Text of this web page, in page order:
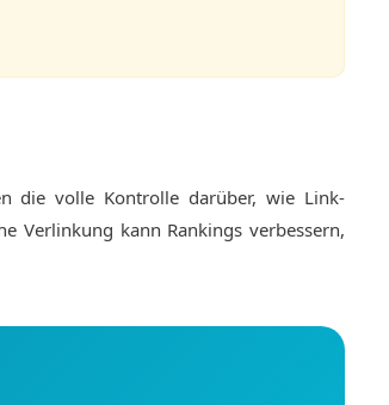
die volle Kontrolle darüber, wie Link-
Verlinkung kann Rankings verbessern,